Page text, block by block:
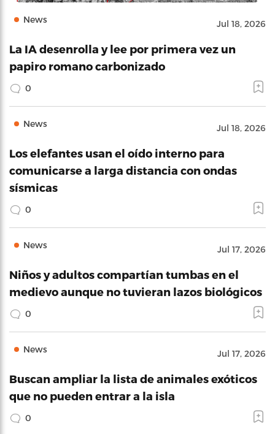
News Jul 18, 2026
La IA desenrolla y lee por primera vez un
papiro romano carbonizado
0
News Jul 18, 2026
Los elefantes usan el oído interno para
comunicarse a larga distancia con ondas
sísmicas
0
News Jul 17, 2026
Niños y adultos compartían tumbas en el
medievo aunque no tuvieran lazos biológicos
0
News Jul 17, 2026
Buscan ampliar la lista de animales exóticos
que no pueden entrar a la isla
0